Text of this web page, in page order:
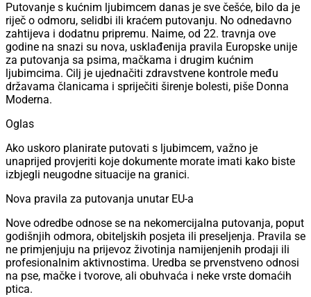
Putovanje s kućnim ljubimcem danas je sve češće, bilo da je
riječ o odmoru, selidbi ili kraćem putovanju. No odnedavno
zahtijeva i dodatnu pripremu. Naime, od 22. travnja ove
godine na snazi su nova, usklađenija pravila Europske unije
za putovanja sa psima, mačkama i drugim kućnim
ljubimcima. Cilj je ujednačiti zdravstvene kontrole među
državama članicama i spriječiti širenje bolesti, piše Donna
Moderna.
Oglas
Ako uskoro planirate putovati s ljubimcem, važno je
unaprijed provjeriti koje dokumente morate imati kako biste
izbjegli neugodne situacije na granici.
Nova pravila za putovanja unutar EU-a
Nove odredbe odnose se na nekomercijalna putovanja, poput
godišnjih odmora, obiteljskih posjeta ili preseljenja. Pravila se
ne primjenjuju na prijevoz životinja namijenjenih prodaji ili
profesionalnim aktivnostima. Uredba se prvenstveno odnosi
na pse, mačke i tvorove, ali obuhvaća i neke vrste domaćih
ptica.